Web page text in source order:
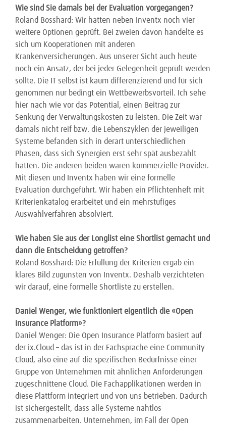
Wie sind Sie damals bei der Evaluation vorgegangen?
Roland Bosshard: Wir hatten neben Inventx noch vier
weitere Optionen geprüft. Bei zweien davon handelte es
sich um Kooperationen mit anderen
Krankenversicherungen. Aus unserer Sicht auch heute
noch ein Ansatz, der bei jeder Gelegenheit geprüft werden
sollte. Die IT selbst ist kaum differenzierend und für sich
genommen nur bedingt ein Wettbewerbsvorteil. Ich sehe
hier nach wie vor das Potential, einen Beitrag zur
Senkung der Verwaltungskosten zu leisten. Die Zeit war
damals nicht reif bzw. die Lebenszyklen der jeweiligen
Systeme befanden sich in derart unterschiedlichen
Phasen, dass sich Synergien erst sehr spät ausbezahlt
hätten. Die anderen beiden waren kommerzielle Provider.
Mit diesen und Inventx haben wir eine formelle
Evaluation durchgeführt. Wir haben ein Pflichtenheft mit
Kriterienkatalog erarbeitet und ein mehrstufiges
Auswahlverfahren absolviert.
Wie haben Sie aus der Longlist eine Shortlist gemacht und
dann die Entscheidung getroffen?
Roland Bosshard: Die Erfüllung der Kriterien ergab ein
klares Bild zugunsten von Inventx. Deshalb verzichteten
wir darauf, eine formelle Shortliste zu erstellen.
Daniel Wenger, wie funktioniert eigentlich die «Open
Insurance Platform»?
Daniel Wenger: Die Open Insurance Platform basiert auf
der ix.Cloud – das ist in der Fachsprache eine Community
Cloud, also eine auf die spezifischen Bedürfnisse einer
Gruppe von Unternehmen mit ähnlichen Anforderungen
zugeschnittene Cloud. Die Fachapplikationen werden in
diese Plattform integriert und von uns betrieben. Dadurch
ist sichergestellt, dass alle Systeme nahtlos
zusammenarbeiten. Unternehmen, im Fall der Open